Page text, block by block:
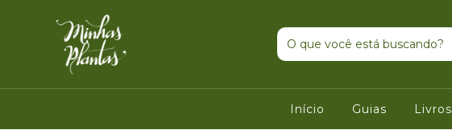
Início Guias Livros